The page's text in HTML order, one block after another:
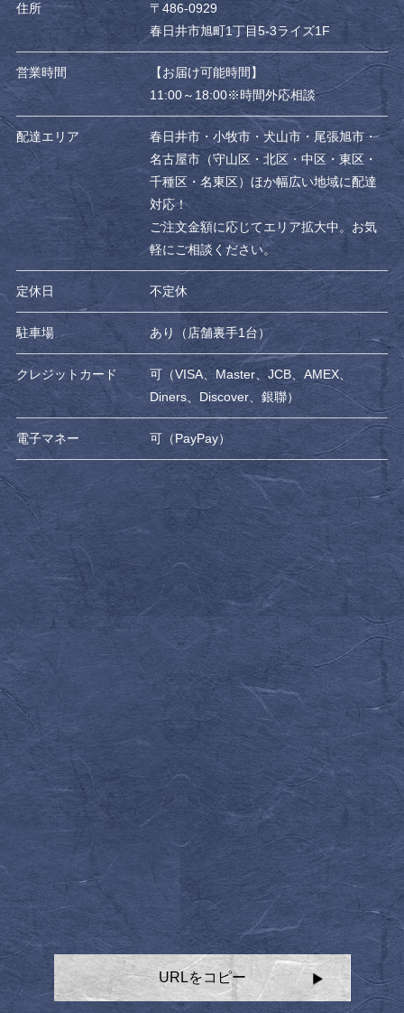
住所
〒486-0929
春日井市旭町1丁目5-3ライズ1F
営業時間
【お届け可能時間】
11:00～18:00※時間外応相談
配達エリア
春日井市・小牧市・犬山市・尾張旭市・
名古屋市（守山区・北区・中区・東区・
千種区・名東区）ほか幅広い地域に配達
対応！
ご注文金額に応じてエリア拡大中。お気
軽にご相談ください。
定休日 不定休
駐車場 あり（店舗裏手1台）
クレジットカード
可（VISA、Master、JCB、AMEX、
Diners、Discover、銀聯）
電子マネー 可（PayPay）
URLをコピー